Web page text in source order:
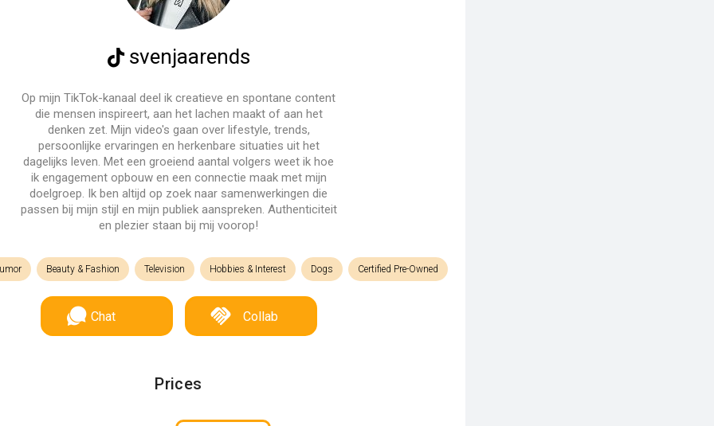
svenjaarends
Op mijn TikTok-kanaal deel ik creatieve en spontane content
die mensen inspireert, aan het lachen maakt of aan het
denken zet. Mijn video's gaan over lifestyle, trends,
persoonlijke ervaringen en herkenbare situaties uit het
dagelijks leven. Met een groeiend aantal volgers weet ik hoe
ik engagement opbouw en een connectie maak met mijn
doelgroep. Ik ben altijd op zoek naar samenwerkingen die
passen bij mijn stijl en mijn publiek aanspreken. Authenticiteit
en plezier staan bij mij voorop!
Beauty & Fashion Television Hobbies & Interest Dogs Certified Pre-Owned
Chat Collab
Prices